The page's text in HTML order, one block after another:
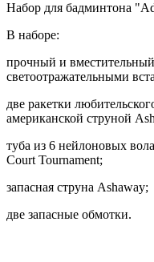
Набор для бадминтона
В наборе:
прочный и
светоотражательными
две ракетки
американской струной
туба из 6 нейлоновых
Court Tournament;
запасная струна Ashaway;
две запасные обмотки.